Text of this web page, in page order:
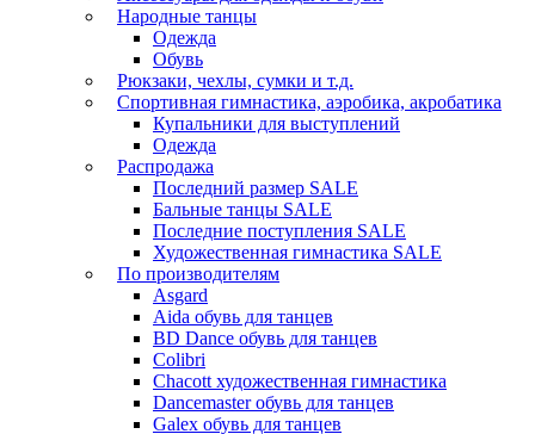
Народные танцы
Одежда
Обувь
Рюкзаки, чехлы, сумки и т.д.
Спортивная гимнастика, аэробика, акробатика
Купальники для выступлений
Одежда
Распродажа
Последний размер SALE
Бальные танцы SALE
Последние поступления SALE
Художественная гимнастика SALE
По производителям
Asgard
Аida обувь для танцев
BD Dance обувь для танцев
Colibri
Chacott художественная гимнастика
Dancemaster обувь для танцев
Galex обувь для танцев